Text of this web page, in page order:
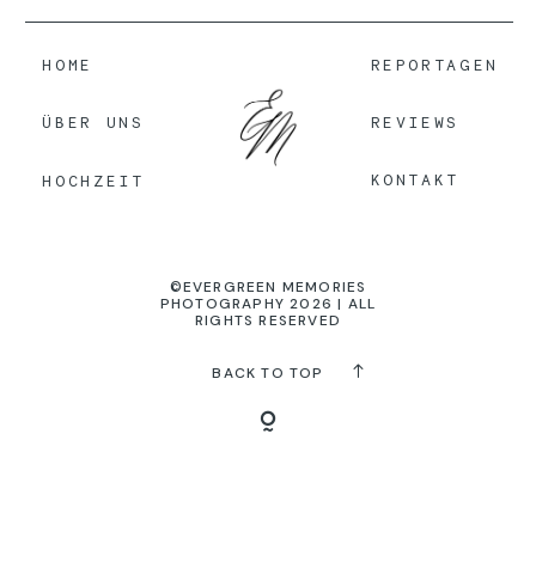
HOME
ÜBER UNS
HOCHZEIT
REPORTAGEN
REVIEWS
KONTAKT
©EVERGREEN MEMORIES
PHOTOGRAPHY 2026 | ALL
RIGHTS RESERVED
BACK TO TOP
KONTAKT